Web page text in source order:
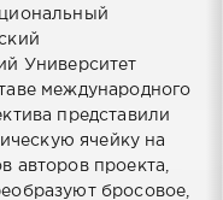
Университет
международного
представили
ячейку на
авторов проекта,
бросовое,